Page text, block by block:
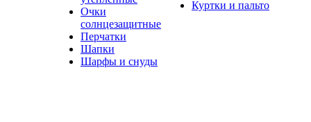
Очки
солнцезащитные
Перчатки
Шапки
Шарфы и снуды
Куртки и пальто